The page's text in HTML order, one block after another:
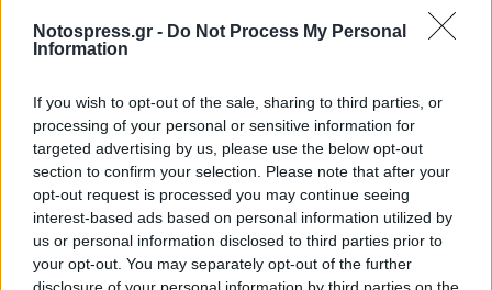
Notospress.gr - Do Not Process My Personal
Information
If you wish to opt-out of the sale, sharing to third parties, or
processing of your personal or sensitive information for
targeted advertising by us, please use the below opt-out
section to confirm your selection. Please note that after your
opt-out request is processed you may continue seeing
interest-based ads based on personal information utilized by
us or personal information disclosed to third parties prior to
your opt-out. You may separately opt-out of the further
07 Ιουνίου 2022 09:09